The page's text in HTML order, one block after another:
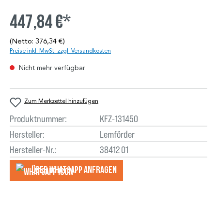
447,84 €*
(Netto: 376,34 €)
Preise inkl. MwSt. zzgl. Versandkosten
Nicht mehr verfügbar
Zum Merkzettel hinzufügen
Produktnummer:
KFZ-131450
Hersteller:
Lemförder
Hersteller-Nr.:
38412 01
Über WhatsApp anfragеn